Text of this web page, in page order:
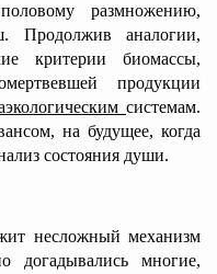
размножению,
Продолжив аналогии,
критерии биомассы,
продукции
системам.
на будущее, когда
состояния души.
несложный механизм
догадывались многие,